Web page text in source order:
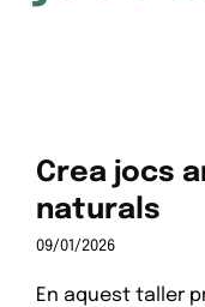
Crea jocs
naturals
09/01/2026
En aquest taller